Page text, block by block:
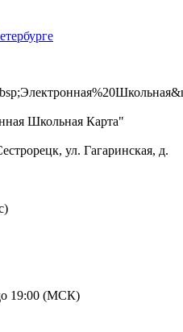
Школьная Карта"
ул. Гагаринская, д.
19:00 (МСК)